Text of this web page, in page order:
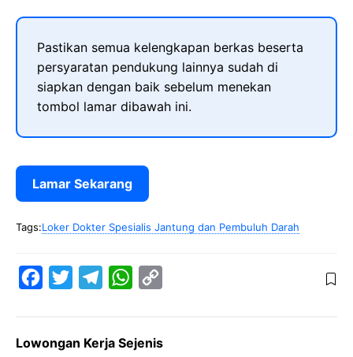
Pastikan semua kelengkapan berkas beserta
persyaratan pendukung lainnya sudah di
siapkan dengan baik sebelum menekan
tombol lamar dibawah ini.
Lamar Sekarang
Tags:Loker Dokter Spesialis Jantung dan Pembuluh Darah
e
t
e
W
t
y
Lowongan Kerja Sejenis